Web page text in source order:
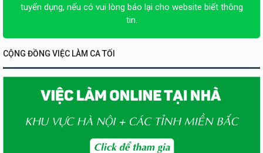
tuyển dụng, nếu có vui lòng báo lại cho website biết thông
tin.
CỘNG ĐỒNG VIỆC LÀM CA TỐI